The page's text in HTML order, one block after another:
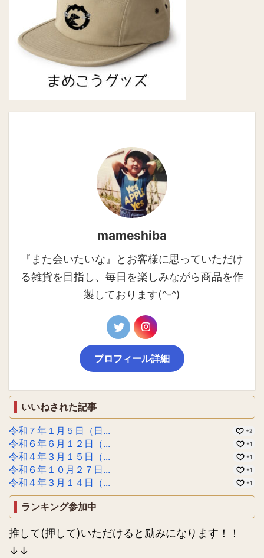
mameshiba
『また会いたいな』とお客様に思っていただけ
る雑貨を目指し、毎日を楽しみながら商品を作
製しております(^-^)
プロフィール詳細
いいねされた記事
令和７年１月５日（日...
+2
令和６年６月１２日（... +1
令和４年３月１５日（... +1
令和６年１０月２７日... +1
令和４年３月１４日（... +1
ランキング参加中
推して(押して)いただけると励みになります！！
↓↓